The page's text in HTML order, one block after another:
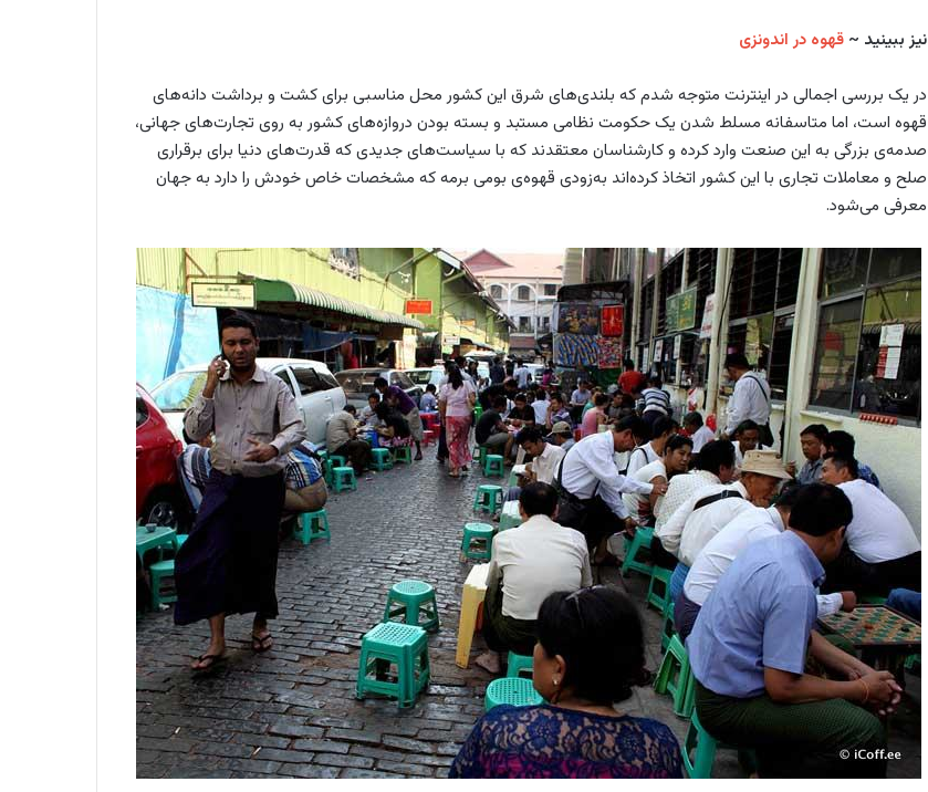
نیز ببینید ~ قهوه در اندونزی
در یک بررسی اجمالی در اینترنت متوجه شدم که بلندی‌های شرق این کشور محل مناسبی برای کشت و برداشت دانه‌های
قهوه است، اما متاسفانه مسلط شدن یک حکومت نظامی مستبد و بسته بودن دروازه‌های کشور به روی تجارت‌های جهانی،
صدمه‌ی بزرگی به این صنعت وارد کرده و کارشناسان معتقدند که با سیاست‌های جدیدی که قدرت‌های دنیا برای برقراری
صلح و معاملات تجاری با این کشور اتخاذ کرده‌اند به‌زودی قهوه‌ی بومی برمه که مشخصات خاص خودش را دارد به جهان
معرفی می‌شود.